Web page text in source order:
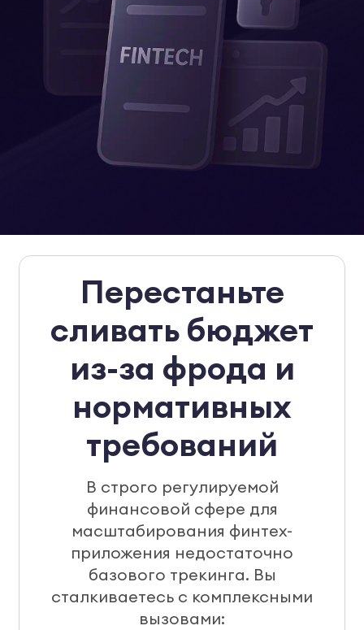
Перестаньте
сливать бюджет
из-за фрода и
нормативных
требований
В строго регулируемой
финансовой сфере для
масштабирования финтех-
приложения недостаточно
базового трекинга. Вы
сталкиваетесь с комплексными
вызовами: